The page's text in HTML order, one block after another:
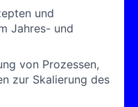
und
Jahres- und
von Prozessen,
zur Skalierung des